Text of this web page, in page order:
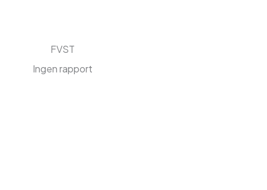
FVST
Ingen rapport